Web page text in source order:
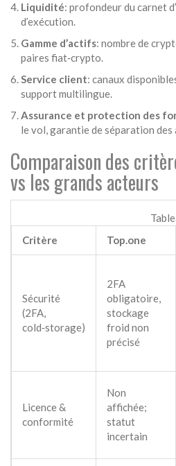
Liquidité: profondeur du carnet
d’exécution.
Gamme d’actifs: nombre de
paires fiat‑crypto.
Service client: canaux
support multilingue.
Assurance et protection des
le vol, garantie de séparation des
Comparaison des
vs les grands acteurs
Critère
Top.one
Sécurité
(2FA,
cold‑storage)
2FA
obligatoire,
stockage
froid non
précisé
Licence &
conformité
Non
affichée;
statut
incertain